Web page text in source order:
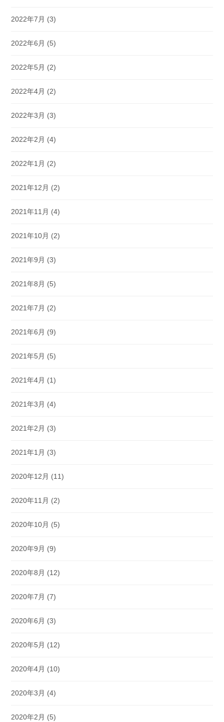
2022年7月 (3)
2022年6月 (5)
2022年5月 (2)
2022年4月 (2)
2022年3月 (3)
2022年2月 (4)
2022年1月 (2)
2021年12月 (2)
2021年11月 (4)
2021年10月 (2)
2021年9月 (3)
2021年8月 (5)
2021年7月 (2)
2021年6月 (9)
2021年5月 (5)
2021年4月 (1)
2021年3月 (4)
2021年2月 (3)
2021年1月 (3)
2020年12月 (11)
2020年11月 (2)
2020年10月 (5)
2020年9月 (9)
2020年8月 (12)
2020年7月 (7)
2020年6月 (3)
2020年5月 (12)
2020年4月 (10)
2020年3月 (4)
2020年2月 (5)